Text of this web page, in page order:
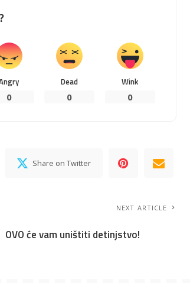
0
Dead
0
Wink
0
Share on Twitter
NEXT ARTICLE
OVO će vam uništiti detinjstvo!